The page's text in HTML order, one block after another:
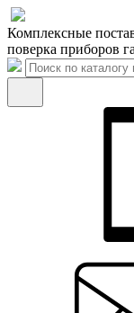
Комплексные
поверка приборов